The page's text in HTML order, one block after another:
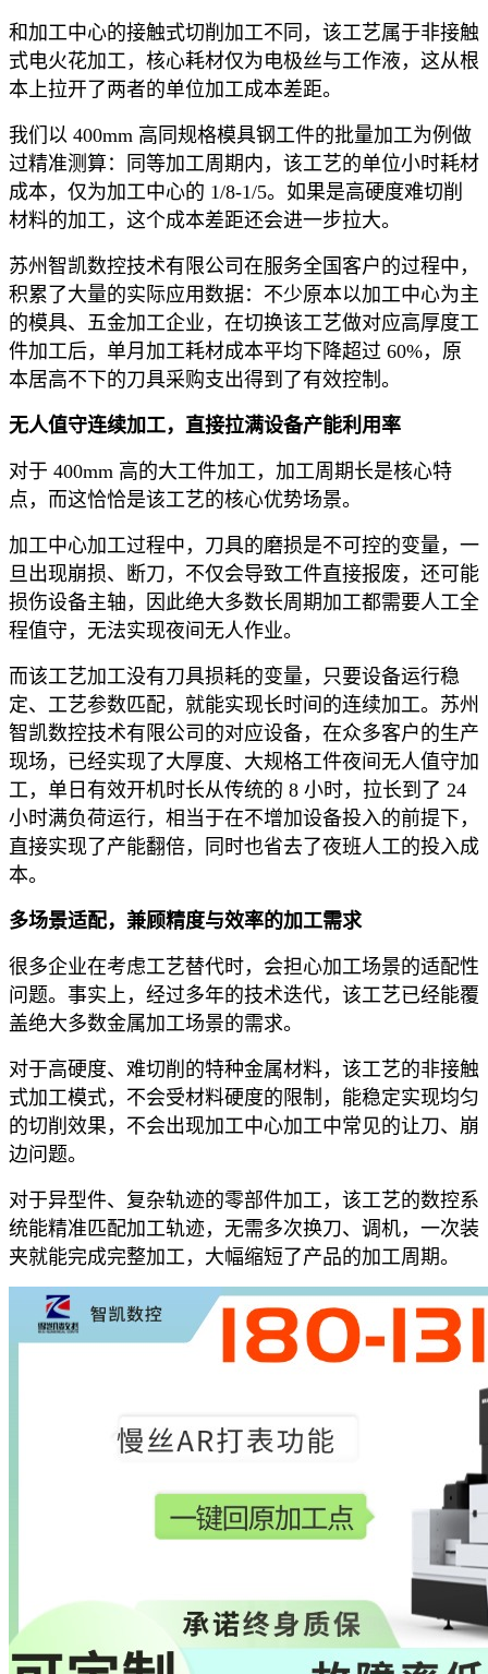
和加工中心的接触式切削加工不同，该工艺属于非接触
式电火花加工，核心耗材仅为电极丝与工作液，这从根
本上拉开了两者的单位加工成本差距。
我们以 400mm 高同规格模具钢工件的批量加工为例做
过精准测算：同等加工周期内，该工艺的单位小时耗材
成本，仅为加工中心的 1/8-1/5。如果是高硬度难切削
材料的加工，这个成本差距还会进一步拉大。
苏州智凯数控技术有限公司在服务全国客户的过程中，
积累了大量的实际应用数据：不少原本以加工中心为主
的模具、五金加工企业，在切换该工艺做对应高厚度工
件加工后，单月加工耗材成本平均下降超过 60%，原
本居高不下的刀具采购支出得到了有效控制。
无人值守连续加工，直接拉满设备产能利用率
对于 400mm 高的大工件加工，加工周期长是核心特
点，而这恰恰是该工艺的核心优势场景。
加工中心加工过程中，刀具的磨损是不可控的变量，一
旦出现崩损、断刀，不仅会导致工件直接报废，还可能
损伤设备主轴，因此绝大多数长周期加工都需要人工全
程值守，无法实现夜间无人作业。
而该工艺加工没有刀具损耗的变量，只要设备运行稳
定、工艺参数匹配，就能实现长时间的连续加工。苏州
智凯数控技术有限公司的对应设备，在众多客户的生产
现场，已经实现了大厚度、大规格工件夜间无人值守加
工，单日有效开机时长从传统的 8 小时，拉长到了 24
小时满负荷运行，相当于在不增加设备投入的前提下，
直接实现了产能翻倍，同时也省去了夜班人工的投入成
本。
多场景适配，兼顾精度与效率的加工需求
很多企业在考虑工艺替代时，会担心加工场景的适配性
问题。事实上，经过多年的技术迭代，该工艺已经能覆
盖绝大多数金属加工场景的需求。
对于高硬度、难切削的特种金属材料，该工艺的非接触
式加工模式，不会受材料硬度的限制，能稳定实现均匀
的切削效果，不会出现加工中心加工中常见的让刀、崩
边问题。
对于异型件、复杂轨迹的零部件加工，该工艺的数控系
统能精准匹配加工轨迹，无需多次换刀、调机，一次装
夹就能完成完整加工，大幅缩短了产品的加工周期。